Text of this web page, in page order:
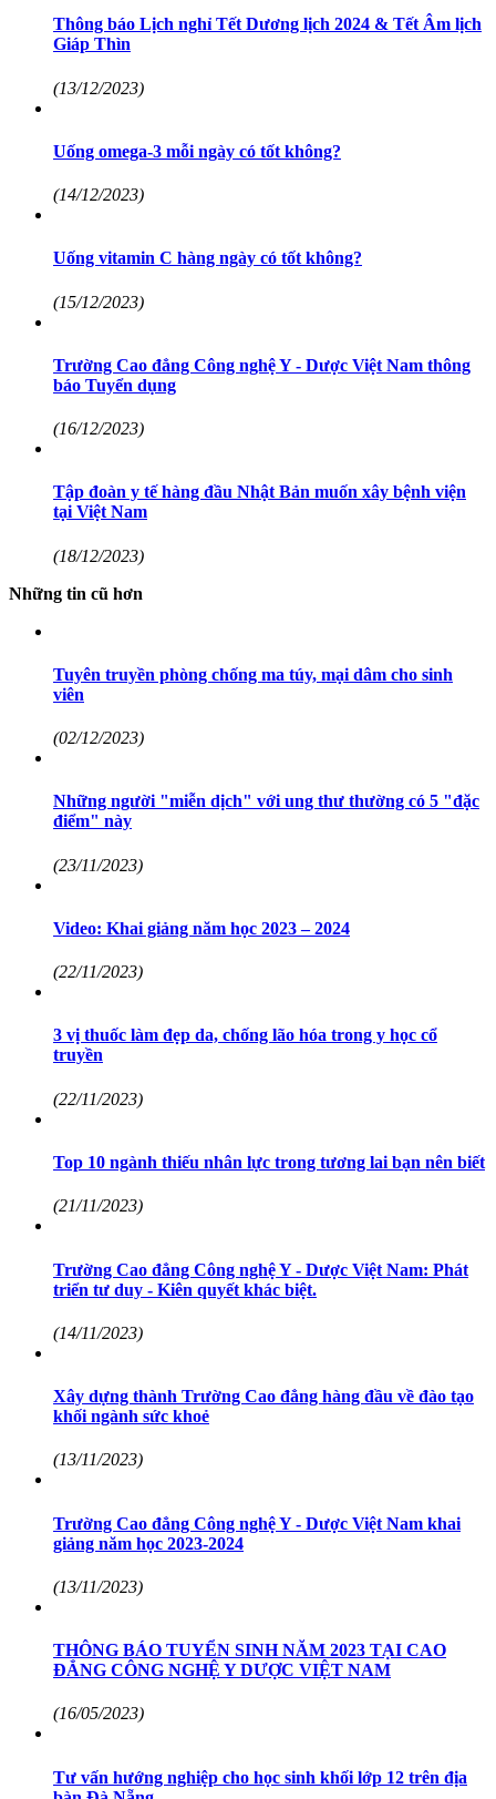
Thông báo Lịch nghỉ Tết Dương lịch 2024 & Tết Âm lịch
Giáp Thìn
(13/12/2023)
Uống omega-3 mỗi ngày có tốt không?
(14/12/2023)
Uống vitamin C hàng ngày có tốt không?
(15/12/2023)
Trường Cao đẳng Công nghệ Y - Dược Việt Nam thông
báo Tuyển dụng
(16/12/2023)
Tập đoàn y tế hàng đầu Nhật Bản muốn xây bệnh viện
tại Việt Nam
(18/12/2023)
Những tin cũ hơn
Tuyên truyền phòng chống ma túy, mại dâm cho sinh
viên
(02/12/2023)
Những người "miễn dịch" với ung thư thường có 5 "đặc
điểm" này
(23/11/2023)
Video: Khai giảng năm học 2023 – 2024
(22/11/2023)
3 vị thuốc làm đẹp da, chống lão hóa trong y học cổ
truyền
(22/11/2023)
Top 10 ngành thiếu nhân lực trong tương lai bạn nên biết
(21/11/2023)
Trường Cao đẳng Công nghệ Y - Dược Việt Nam: Phát
triển tư duy - Kiên quyết khác biệt.
(14/11/2023)
Xây dựng thành Trường Cao đẳng hàng đầu về đào tạo
khối ngành sức khoẻ
(13/11/2023)
Trường Cao đẳng Công nghệ Y - Dược Việt Nam khai
giảng năm học 2023-2024
(13/11/2023)
THÔNG BÁO TUYỂN SINH NĂM 2023 TẠI CAO
ĐẲNG CÔNG NGHỆ Y DƯỢC VIỆT NAM
(16/05/2023)
Tư vấn hướng nghiệp cho học sinh khối lớp 12 trên địa